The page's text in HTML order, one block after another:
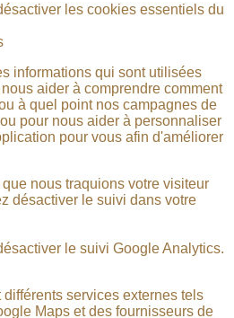
les cookies essentiels du
informations qui sont utilisées
aider à comprendre comment
à quel point nos campagnes de
pour nous aider à personnaliser
pour vous afin d'améliorer
nous traquions votre visiteur
désactiver le suivi dans votre
le suivi Google Analytics.
services externes tels
Maps et des fournisseurs de